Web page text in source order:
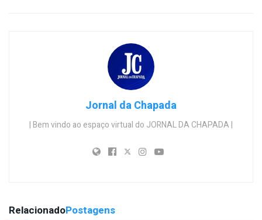
Jornal da Chapada
| Bem vindo ao espaço virtual do JORNAL DA CHAPADA |
RelacionadoPostagens